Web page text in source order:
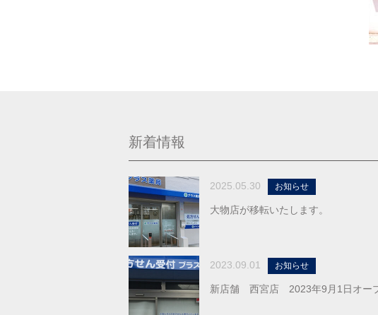
新着情報
2025.05.30 お知らせ
大物店が移転いたします。
2023.09.01 お知らせ
新店舗 西宮店 2023年9月1日オー